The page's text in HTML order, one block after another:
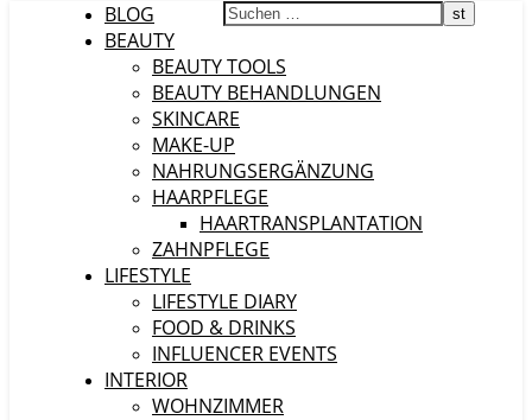
BLOG
BEAUTY
BEAUTY TOOLS
BEAUTY BEHANDLUNGEN
SKINCARE
MAKE-UP
NAHRUNGSERGÄNZUNG
HAARPFLEGE
HAARTRANSPLANTATION
ZAHNPFLEGE
LIFESTYLE
LIFESTYLE DIARY
FOOD & DRINKS
INFLUENCER EVENTS
INTERIOR
WOHNZIMMER